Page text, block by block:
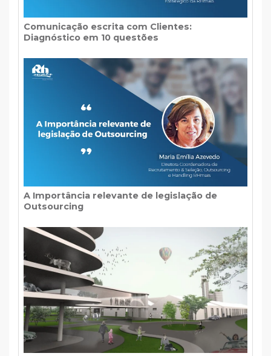
Comunicação escrita com Clientes:
Diagnóstico em 10 questões
A Importância relevante de legislação de
Outsourcing